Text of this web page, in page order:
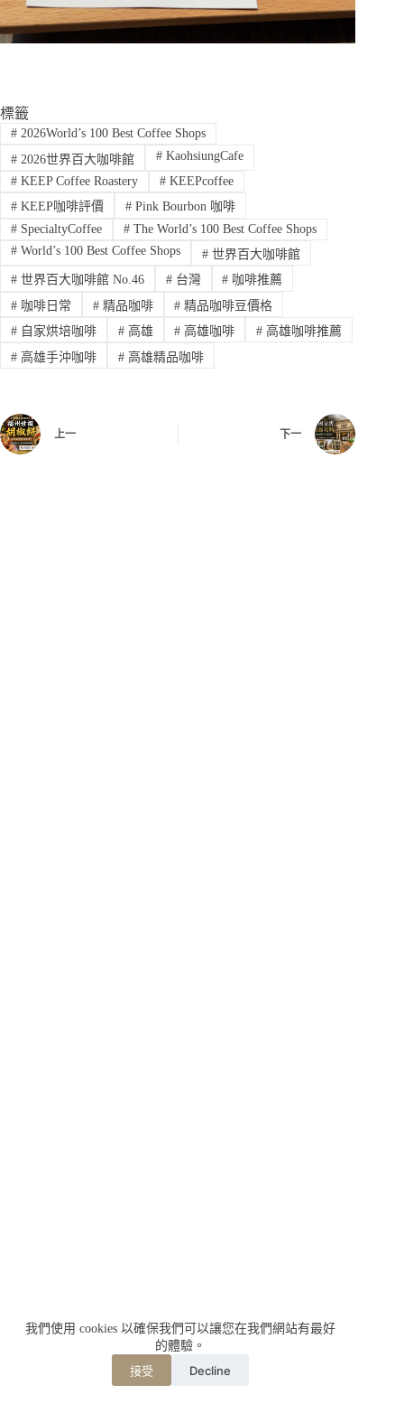
我們使用 cookies 以確保我們可以讓您在我們網站有最好
的體驗。
接受 Decline
標籤
#2026World’s 100 Best Coffee Shops
#2026世界百大咖啡館 #KaohsiungCafe
#KEEP Coffee Roastery #KEEPcoffee
#KEEP咖啡評價 #Pink Bourbon 咖啡
#SpecialtyCoffee #The World’s 100 Best Coffee Shops
#World’s 100 Best Coffee Shops #世界百大咖啡館
#世界百大咖啡館 No.46 #台灣 # 咖啡推薦
#咖啡日常 #精品咖啡 # 精品咖啡豆價格
#自家烘培咖啡 #高雄 # 高雄咖啡 # 高雄咖啡推薦
#高雄手沖咖啡 #高雄精品咖啡
上一 下一